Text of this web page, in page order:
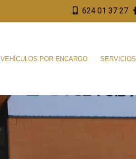
624 01 37 27
VEHÍCULOS POR ENCARGO SERVICIOS